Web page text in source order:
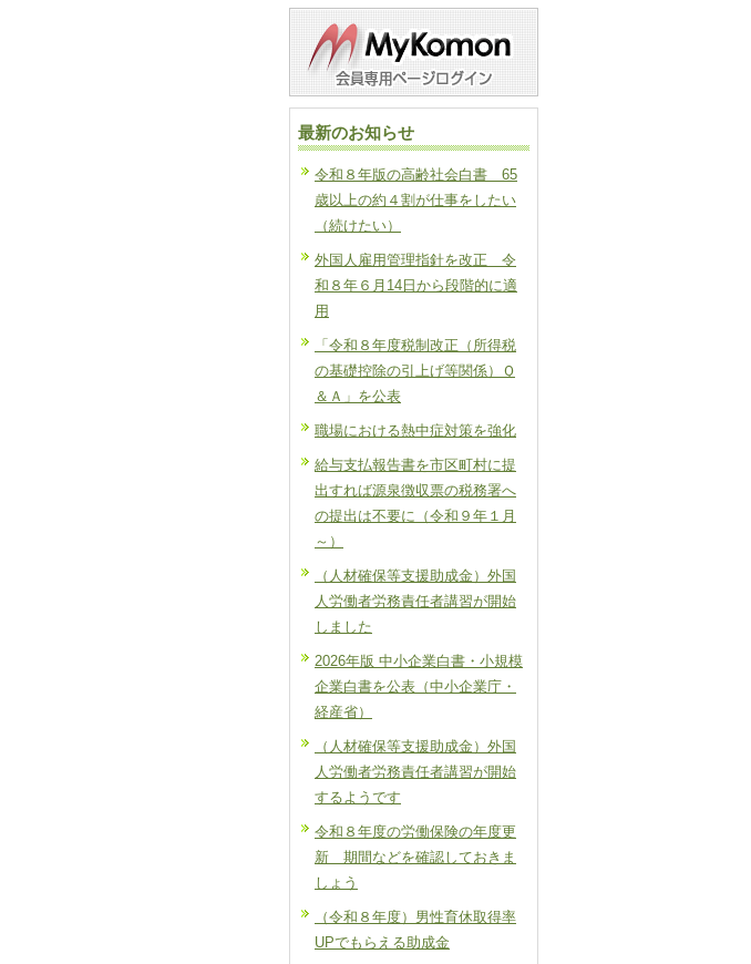
最新のお知らせ
令和８年版の高齢社会白書 65
歳以上の約４割が仕事をしたい
（続けたい）
外国人雇用管理指針を改正 令
和８年６月14日から段階的に適
用
「令和８年度税制改正（所得税
の基礎控除の引上げ等関係）Ｑ
＆Ａ」を公表
職場における熱中症対策を強化
給与支払報告書を市区町村に提
出すれば源泉徴収票の税務署へ
の提出は不要に（令和９年１月
～）
（人材確保等支援助成金）外国
人労働者労務責任者講習が開始
しました
2026年版 中小企業白書・小規模
企業白書を公表（中小企業庁・
経産省）
（人材確保等支援助成金）外国
人労働者労務責任者講習が開始
するようです
令和８年度の労働保険の年度更
新 期間などを確認しておきま
しょう
（令和８年度）男性育休取得率
UPでもらえる助成金